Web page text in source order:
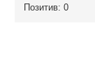
Позитив: 0